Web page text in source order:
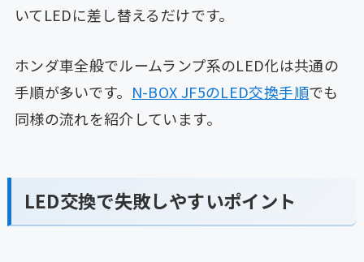
いてLEDに差し替えるだけです。
ホンダ車全般でルームランプ系のLED化は共通の
手順が多いです。 N-BOX JF5のLED交換手順でも
同様の流れを紹介しています。
LED交換で失敗しやすいポイント